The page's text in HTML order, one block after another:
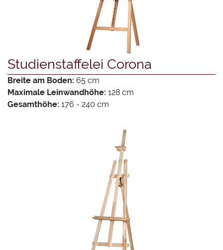
Studienstaffelei Corona
Breite am Boden: 65 cm
Maximale Leinwandhöhe: 128 cm
Gesamthöhe: 176 - 240 cm